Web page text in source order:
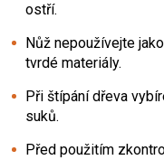
ostří.
Nůž nepoužívejte
tvrdé materiály.
Při štípání dřeva
suků.
Před použitím